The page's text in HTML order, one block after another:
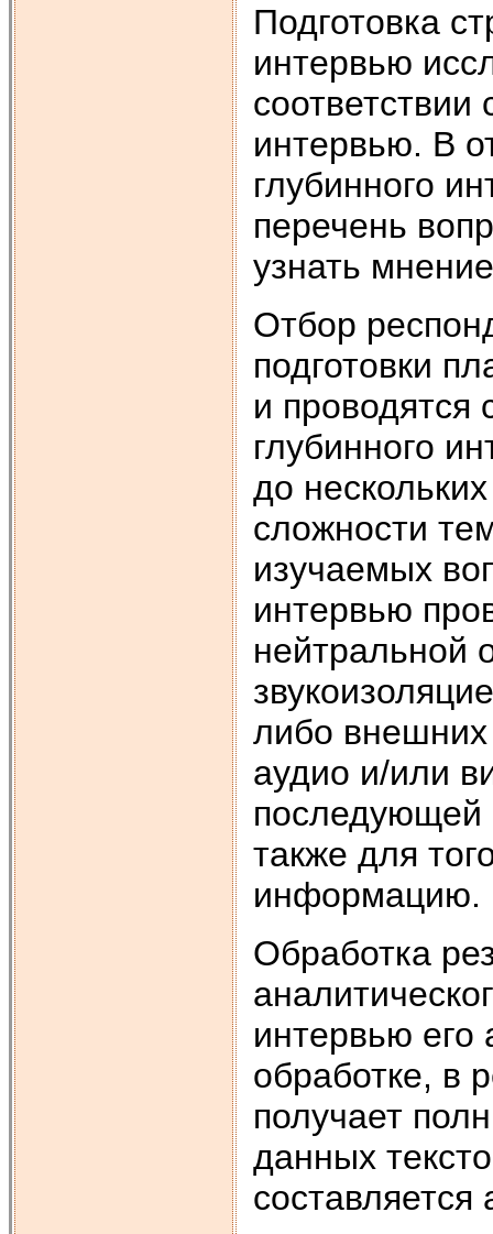
Подготовка
интервью
соответствии
интервью. В
глубинного
перечень
узнать
Отбор
подготовки
и проводятся
глубинного
до
сложности
изучаемых
интервью
нейтральной
либо
аудио и/или
последующей
также для
информацию.
Обработка
интервью его
обработке, в
получает
данных
составляется